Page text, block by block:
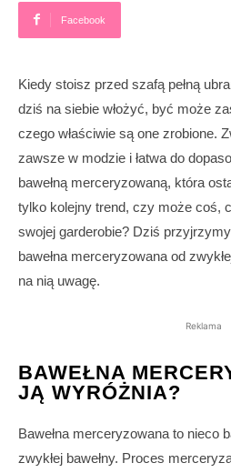
Facebook
Kiedy stoisz przed szafą pełną
dziś na siebie włożyć, być może
czego właściwie są one zrobione.
zawsze w modzie i łatwa do
bawełną merceryzowaną, która
tylko kolejny trend, czy może coś,
swojej garderobie? Dziś
bawełna merceryzowana od
na nią uwagę.
Reklama
BAWEŁNA
JĄ WYRÓŻNIA?
Bawełna merceryzowana to nieco
zwykłej bawełny. Proces